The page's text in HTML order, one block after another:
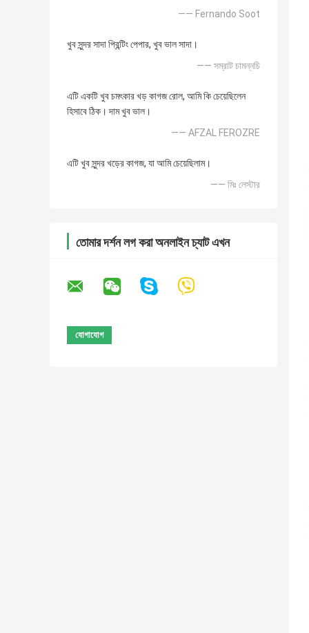
—— Fernando Soot
খুব সুন্দর সাদা প্রিন্টিং পেপার, খুব ভাল সাদা।
—— সম্রাট চামন্নচি
এটি একটি খুব চমৎকার খড় কাগজ রোল, আমি কি চেয়েছিলেন
হিসাবে ঠিক। দাম খুব ভাল।
—— AFZAL FEROZRE
এটি খুব সুন্দর খড়ের কাগজ, যা আমি চেয়েছিলাম।
—— মিঃ লেস্টার
তোমার দর্শন লগ করা অনলাইন চ্যাট এখন